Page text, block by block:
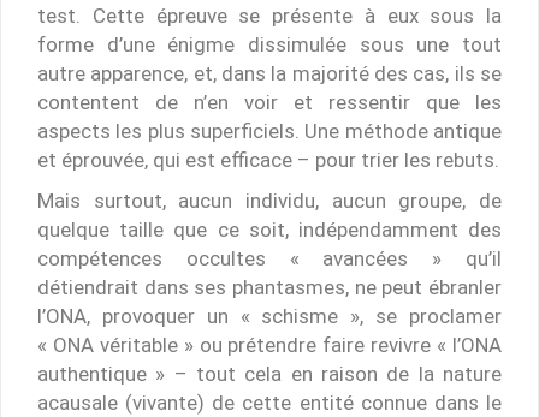
test. Cette épreuve se présente à eux sous la
forme d’une énigme dissimulée sous une tout
autre apparence, et, dans la majorité des cas, ils se
contentent de n’en voir et ressentir que les
aspects les plus superficiels. Une méthode antique
et éprouvée, qui est efficace – pour trier les rebuts.
Mais surtout, aucun individu, aucun groupe, de
quelque taille que ce soit, indépendamment des
compétences occultes « avancées » qu’il
détiendrait dans ses phantasmes, ne peut ébranler
l’ONA, provoquer un « schisme », se proclamer
« ONA véritable » ou prétendre faire revivre « l’ONA
authentique » – tout cela en raison de la nature
acausale (vivante) de cette entité connue dans le